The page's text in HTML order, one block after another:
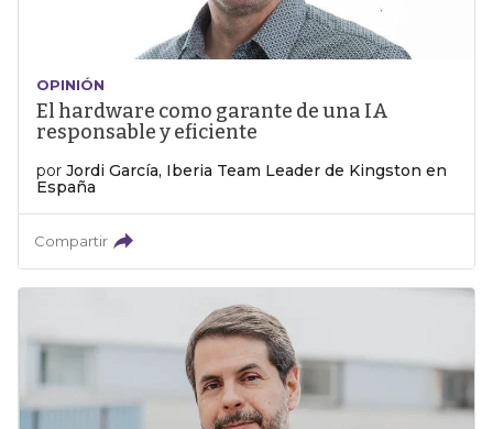
OPINIÓN
El hardware como garante de una IA
responsable y eficiente
por Jordi García, Iberia Team Leader de Kingston en
España
Compartir